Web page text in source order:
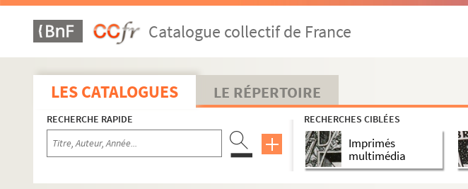
Catalogue collectif de France
LES CATALOGUES LE RÉPERTOIRE
RECHERCHE RAPIDE RECHERCHES CIBLÉES
Imprimés
multimédia